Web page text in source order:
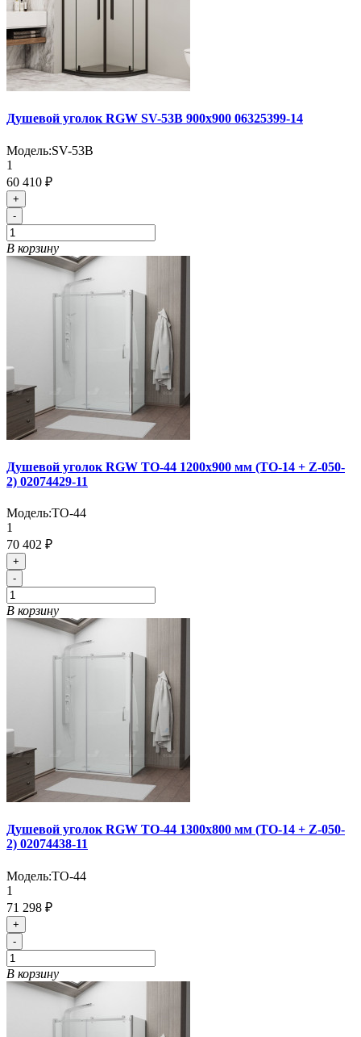
Душевой уголок RGW SV-53B 900х900 06325399-14
Модель:SV-53B
1
60 410 ₽
+
-
В корзину
Душевой уголок RGW TO-44 1200x900 мм (TO-14 + Z-050-
2) 02074429-11
Модель:TO-44
1
70 402 ₽
+
-
В корзину
Душевой уголок RGW TO-44 1300x800 мм (TO-14 + Z-050-
2) 02074438-11
Модель:TO-44
1
71 298 ₽
+
-
В корзину